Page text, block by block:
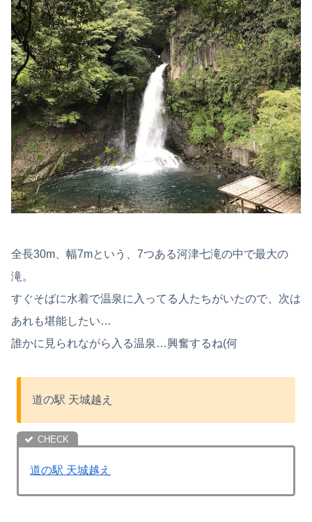
全長30m、幅7mという、7つある河津七滝の中で最大の
滝。
すぐそばに水着で温泉に入ってる人たちがいたので、次は
あれも堪能したい…
誰かに見られながら入る温泉…興奮するね(何
道の駅 天城越え
道の駅 天城越え